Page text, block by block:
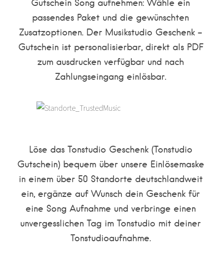
Gutschein Song aufnehmen: Wähle ein
passendes Paket und die gewünschten
Zusatzoptionen. Der Musikstudio Geschenk –
Gutschein ist personalisierbar, direkt als PDF
zum ausdrucken verfügbar und nach
Zahlungseingang einlösbar.
Löse das Tonstudio Geschenk (Tonstudio
Gutschein) bequem über unsere Einlösemaske
in einem über 50 Standorte deutschlandweit
ein, ergänze auf Wunsch dein Geschenk für
eine Song Aufnahme und verbringe einen
unvergesslichen Tag im Tonstudio mit deiner
Tonstudioaufnahme.